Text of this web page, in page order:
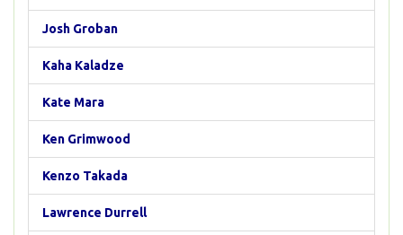
Josh Groban
Kaha Kaladze
Kate Mara
Ken Grimwood
Kenzo Takada
Lawrence Durrell